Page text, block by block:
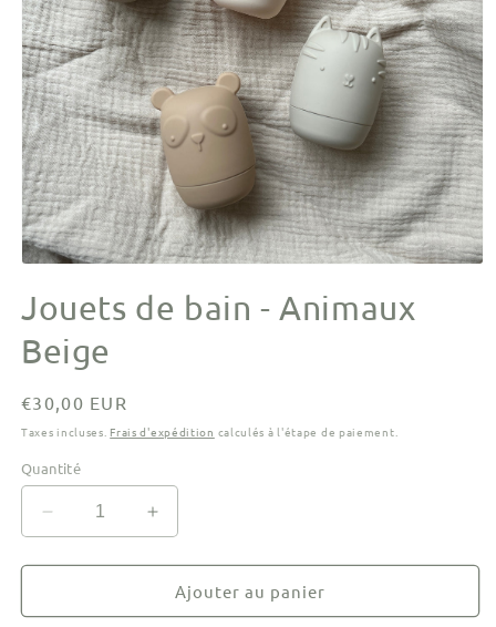
média
1
dans
une
Jouets de bain - Animaux
Beige
Prix
habituel
€30,00 EUR
Taxes incluses. Frais d'expédition calculés à l'étape de paiement.
Quantité
Réduire
la
quantité
Jouets
Augmenter
la
quantité
Jouets
Ajouter au panier